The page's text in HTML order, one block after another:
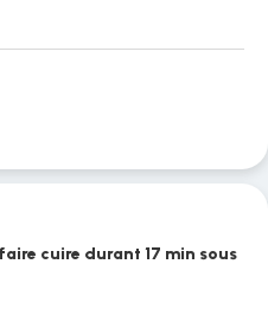
cuire durant 17 min sous